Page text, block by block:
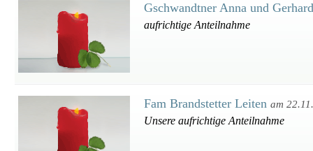
Gschwandtner Anna und
aufrichtige Anteilnahme
Fam Brandstetter Leiten am
Unsere aufrichtige Anteilnahme